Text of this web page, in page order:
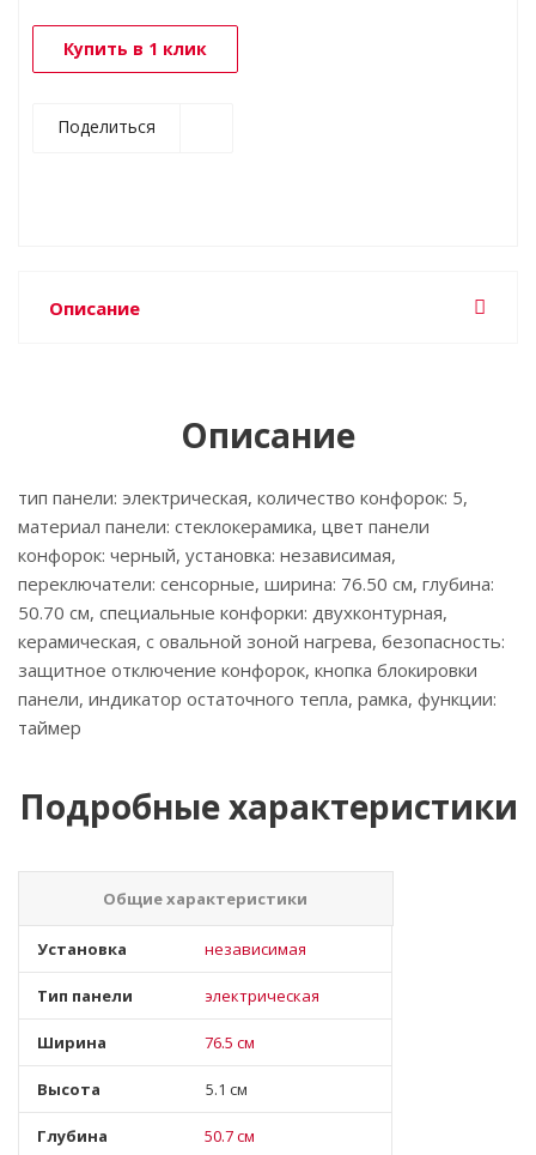
Купить в 1 клик
Поделиться
Описание
Описание
тип панели: электрическая, количество конфорок: 5,
материал панели: стеклокерамика, цвет панели
конфорок: черный, установка: независимая,
переключатели: сенсорные, ширина: 76.50 см, глубина:
50.70 см, специальные конфорки: двухконтурная,
керамическая, с овальной зоной нагрева, безопасность:
защитное отключение конфорок, кнопка блокировки
панели, индикатор остаточного тепла, рамка, функции:
таймер
Подробные характеристики
Общие характеристики
Установка независимая
Тип панели электрическая
Ширина 76.5 см
Высота 5.1 см
Глубина 50.7 см